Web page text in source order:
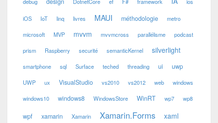
iOS IoT linq livres MAUI méthodologie metro
microsoft MVP mvvm mvvmcross parallélisme podcast
prism Raspberry securité semanticKernel silverlight
smartphone sql Surface teched threading ui uwp
UWP ux VisualStudio vs2010 vs2012 web windows
windows10 windows8 WindowsStore WinRT wp7 wp8
wpf xamarin Xamarin Xamarin.Forms xaml